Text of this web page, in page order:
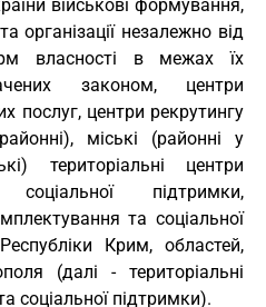
військові формування,
організації незалежно від
власності в межах їх
законом, центри
послуг, центри рекрутингу
міські (районні у
територіальні центри
підтримки,
та соціальної
Крим, областей,
(далі - територіальні
соціальної підтримки).